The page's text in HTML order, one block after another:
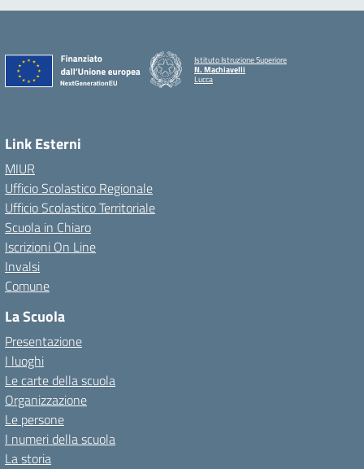
Istituto Istruzione Superiore
N. Machiavelli
Lucca
Link Esterni
MIUR
Ufficio Scolastico Regionale
Ufficio Scolastico Territoriale
Scuola in Chiaro
Iscrizioni On Line
Invalsi
Comune
La Scuola
Presentazione
I luoghi
Le carte della scuola
Organizzazione
Le persone
I numeri della scuola
La storia